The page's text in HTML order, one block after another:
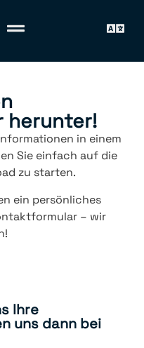
herunter!
in einem
Sie einfach auf die
zu starten.
ein persönliches
– wir
Ihre
uns dann bei